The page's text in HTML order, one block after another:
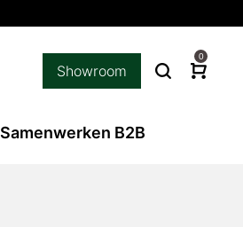
Showroom
0
Samenwerken B2B